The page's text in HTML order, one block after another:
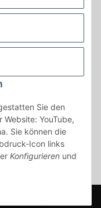
Sie den
YouTube,
Sie können die
Icon links
Konfigurieren und
für andere
den